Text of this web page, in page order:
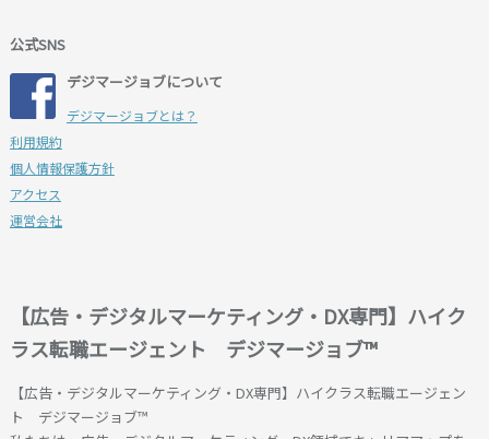
公式SNS
デジマージョブについて
デジマージョブとは？
利用規約
個人情報保護方針
アクセス
運営会社
【広告・デジタルマーケティング・DX専門】ハイク
ラス転職エージェント デジマージョブ™
【広告・デジタルマーケティング・DX専門】ハイクラス転職エージェン
ト デジマージョブ™